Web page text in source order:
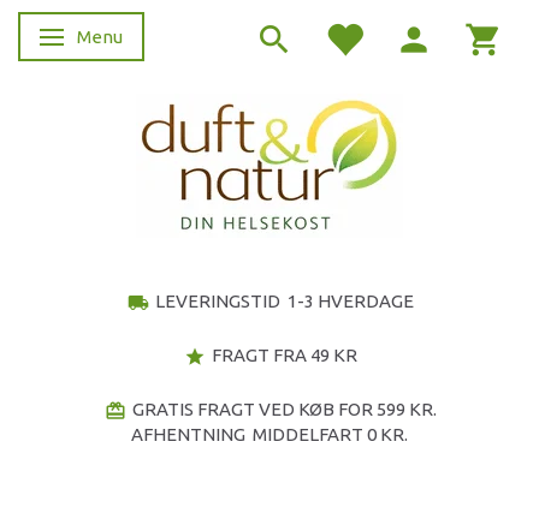
Skifte navigation
Menu
local_shipping LEVERINGSTID 1-3 HVERDAGE
star FRAGT FRA 49 KR
redeem GRATIS FRAGT VED KØB FOR 599 KR.
AFHENTNING MIDDELFART 0 KR.